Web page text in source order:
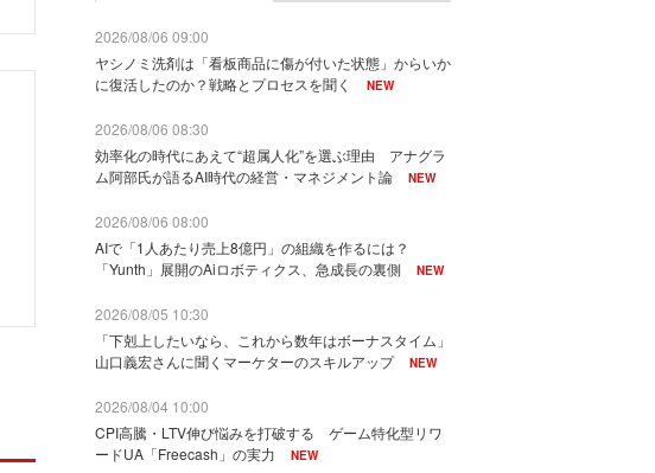
2026/08/06 09:00
ヤシノミ洗剤は「看板商品に傷が付いた状態」からいか
に復活したのか？戦略とプロセスを聞く
NEW
2026/08/06 08:30
効率化の時代にあえて“超属人化”を選ぶ理由 アナグラ
ム阿部氏が語るAI時代の経営・マネジメント論
NEW
2026/08/06 08:00
AIで「1人あたり売上8億円」の組織を作るには？
「Yunth」展開のAiロボティクス、急成長の裏側
NEW
2026/08/05 10:30
「下剋上したいなら、これから数年はボーナスタイム」
山口義宏さんに聞くマーケターのスキルアップ
NEW
2026/08/04 10:00
CPI高騰・LTV伸び悩みを打破する ゲーム特化型リワ
ードUA「Freecash」の実力
NEW